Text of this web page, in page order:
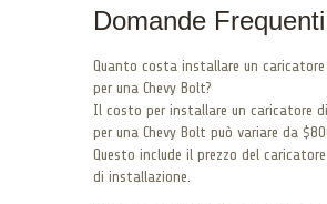
Domande Frequenti
Quanto costa installare un caricatore
per una Chevy Bolt?
Il costo per installare un caricatore
per una Chevy Bolt può variare da
Questo include il prezzo del
di installazione.